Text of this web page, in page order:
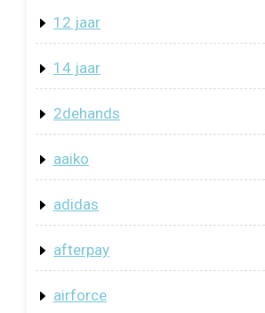
12 jaar
14 jaar
2dehands
aaiko
adidas
afterpay
airforce